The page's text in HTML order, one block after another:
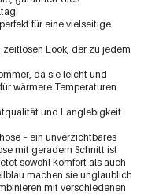
für eine vielseitige
Look, der zu jedem
da sie leicht und
wärmere Temperaturen
und Langlebigkeit
– ein unverzichtbares
mit geradem Schnitt ist
sowohl Komfort als auch
machen sie unglaublich
mit verschiedenen